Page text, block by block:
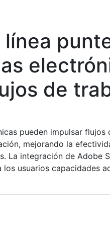
de
pueden impulsar
mejorando la
La integración de Adobe
usuarios capacidades